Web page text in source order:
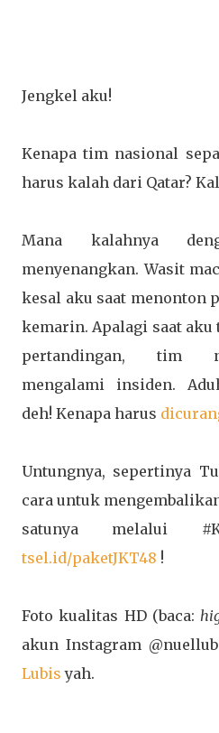
Jengkel aku!
Kenapa tim nasional
harus kalah dari Qatar?
Mana kalahnya
menyenangkan. Wasit
kesal aku saat menonton
kemarin. Apalagi saat aku
pertandingan, tim
mengalami insiden.
deh! Kenapa harus
Untungnya, sepertinya
cara untuk
satunya melalui
tsel.id/paketJKT48 !
Foto kualitas HD (baca:
akun Instagram
Lubis yah.